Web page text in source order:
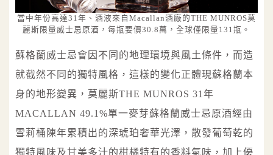
當中年份高達31年、酒液來自Macallan酒廠的THE MUNROS莫
麗斯限量威士忌原酒，每瓶要價30.8萬，全球僅限量131瓶。
蘇格蘭威士忌會因不同的地理環境與風土條件，而造
就截然不同的獨特風格，這樣的變化正體現蘇格蘭本
身的地形變異，莫麗斯THE MUNROS 31年
MACALLAN 49.1%單一麥芽蘇格蘭威士忌原酒經由
雪莉桶陳年累積出的深琥珀奢華光澤，散發葡萄乾的
獨特風味及甘美多汁的柑橘特有的香料氣味，加上優